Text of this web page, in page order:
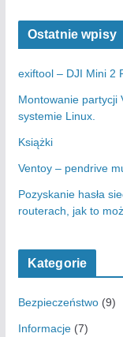
Ostatnie wpisy
exiftool – DJI Mini 2
Montowanie partycji
systemie Linux.
Książki
Ventoy – pendrive
Pozyskanie hasła
routerach, jak to
Kategorie
Bezpieczeństwo(9)
Informacje(7)